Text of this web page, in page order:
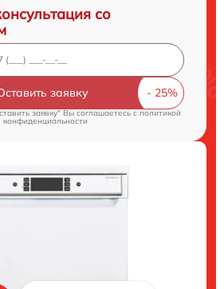
со
заявку
заявку" Вы соглашаетесь cполитикой
конфиденциальности